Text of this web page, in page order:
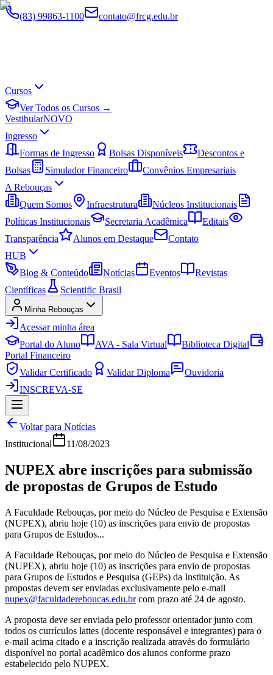
(83) 99863-1100 contato@frcg.edu.br
Cursos
Ver Todos os Cursos →
VestibularNOVO
Ingresso
Formas de Ingresso
Bolsas Disponíveis
Descontos e
Bolsas
Simulador Financeiro
Convênios Empresariais
A Rebouças
Quem Somos
Infraestrutura
Núcleos Institucionais
Políticas Institucionais
Secretaria Acadêmica
Editais
Transparência
Alunos em Destaque
Contato
HUB
Blog & Conteúdo
Notícias Eventos
Revistas
Científicas
Scientific Brasil
Minha Rebouças
Acessar minha área
Portal do Aluno
AVA - Sala Virtual
Biblioteca Digital
Portal Financeiro
Validar Certificado
Validar Diploma
Ouvidoria
INSCREVA-SE
Voltar para Notícias
Institucional
11/08/2023
NUPEX abre inscrições para submissão
de propostas de Grupos de Estudo
A Faculdade Rebouças, por meio do Núcleo de Pesquisa e Extensão
(NUPEX), abriu hoje (10) as inscrições para envio de propostas
para Grupos de Estudos...
A Faculdade Rebouças, por meio do Núcleo de Pesquisa e Extensão
(NUPEX), abriu hoje (10) as inscrições para envio de propostas
para Grupos de Estudos e Pesquisa (GEPs) da Instituição. As
propostas devem ser enviadas exclusivamente pelo e-mail
nupex@faculdadereboucas.edu.brcom prazo até 24 de agosto.
A proposta deve ser enviada pelo professor orientador junto com
todos os currículos lattes (docente responsável e integrantes) para o
e-mail acima citado e a inscrição realizada através do formulário
disponível no portal acadêmico dos alunos conforme prazo
estabelecido pelo NUPEX.